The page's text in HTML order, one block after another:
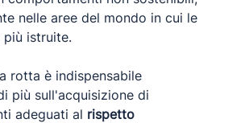
nelle aree del mondo in cui le
più istruite.
rotta è indispensabile
più sull'acquisizione di
adeguati al rispetto